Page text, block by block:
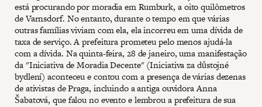
está procurando por moradia em Rumburk, a oito quilômetros
de Varnsdorf. No entanto, durante o tempo em que várias
outras famílias viviam com ela, ela incorreu em uma dívida de
taxa de serviço. A prefeitura prometeu pelo menos ajudá-la
com a dívida. Na quinta-feira, 28 de janeiro, uma manifestação
da "Iniciativa de Moradia Decente" (Iniciativa za důstojné
bydlení) aconteceu e contou com a presença de várias dezenas
de ativistas de Praga, incluindo a antiga ouvidora Anna
Šabatová, que falou no evento e lembrou a prefeitura de sua